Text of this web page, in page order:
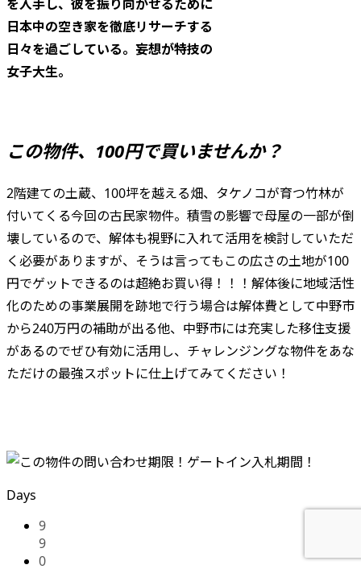
を入手し、彼を振り向かせるために
日本中の空き家を徹底リサーチする
日々を過ごしている。妄想が特技の
女子大生。
この物件、100円で買いませんか？
2階建ての土蔵、100坪を越える畑、タケノコが育つ竹林が
付いてくる今回の古民家物件。積雪の影響で母屋の一部が倒
壊しているので、解体も視野に入れて活用を検討していただ
く必要がありますが、そうは言ってもこの広さの土地が100
円でゲットできるのは超絶お買い得！！！解体後に地域活性
化のための事業展開を跡地で行う場合は解体費として中野市
から240万円の補助が出る他、中野市には充実した移住支援
があるのでぜひ有効に活用し、チャレンジングな物件をあな
ただけの最強スポットに仕上げてみてください！
Days
9
9
0